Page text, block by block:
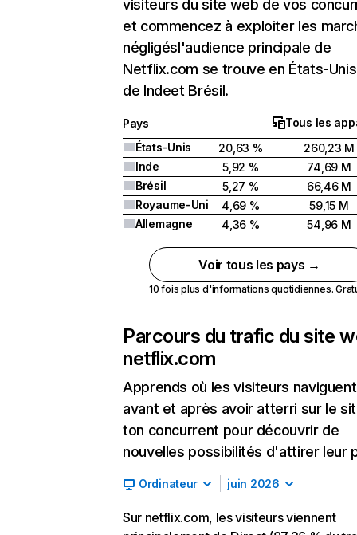
visiteurs du site web de vos
et commencez à exploiter les
négligésl'audience principale de
Netflix.com se trouve en États-
de Indeet Brésil.
Pays
Tous les
États-Unis
20,63 %
260,23 M
Inde
5,92 %
74,69 M
Brésil
5,27 %
66,46 M
Royaume-Uni
4,69 %
59,15 M
Allemagne
4,36 % 54,96 M
Voir tous les pays →
10 fois plus d'informations quotidiennes.
Parcours du trafic du site
netflix.com
Apprends où les visiteurs naviguent
avant et après avoir atterri sur le
ton concurrent pour découvrir de
nouvelles possibilités d'attirer leur
Ordinateur juin 2026
Sur netflix.com, les visiteurs viennent